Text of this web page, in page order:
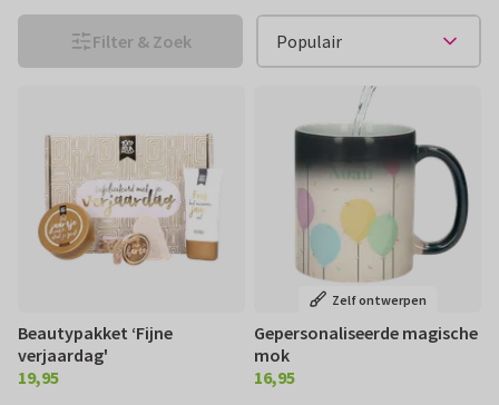
Filter & Zoek
Beautypakket ‘Fijne
verjaardag'
€ 19,95
19,95
Zelf ontwerpen
Gepersonaliseerde magische
mok
€ 16,95
16,95